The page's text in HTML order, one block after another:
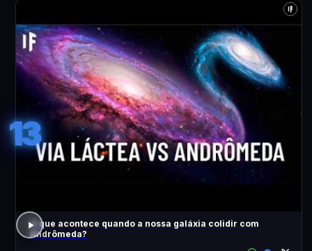
13
O que acontece quando a nossa galáxia colidir com
Andrômeda?